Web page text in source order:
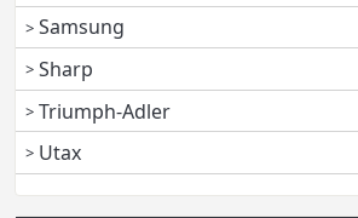
Samsung
Sharp
Triumph-Adler
Utax